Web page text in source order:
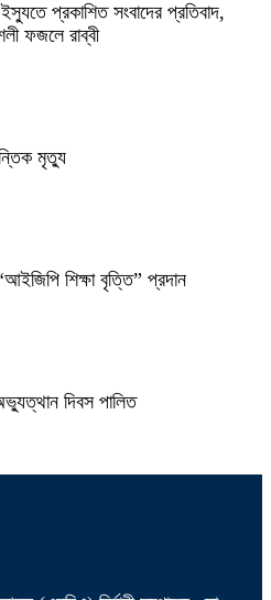
ইস্যুতে প্রকাশিত সংবাদের প্রতিবাদ,
ফজলে রাব্বী
মৃত্যু
শিক্ষা বৃত্তি” প্রদান
দিবস পালিত